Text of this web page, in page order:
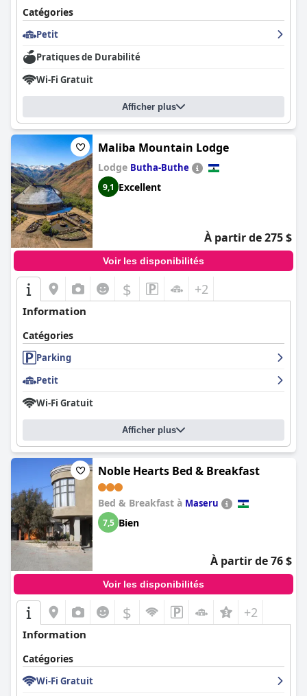
Catégories
Petit
Pratiques de Durabilité
Wi-Fi Gratuit
Afficher plus
Maliba Mountain Lodge
Lodge Butha-Buthe
9,1 Excellent
À partir de 275 $
Voir les disponibilités
$ +2
Information
Catégories
Parking
Petit
Wi-Fi Gratuit
Afficher plus
Noble Hearts Bed & Breakfast
Bed & Breakfast à Maseru
7,5 Bien
À partir de 76 $
Voir les disponibilités
$ +2
Information
Catégories
Wi-Fi Gratuit